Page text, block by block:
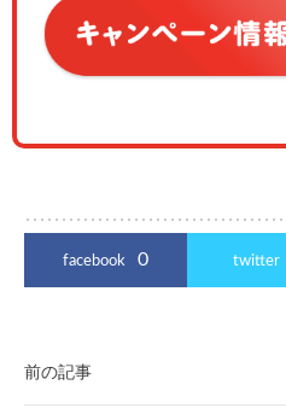
facebook 0 twitter
前の記事